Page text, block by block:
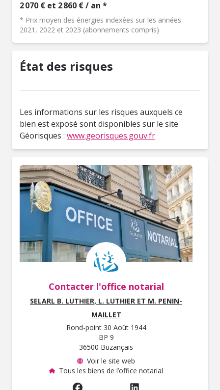
2 070 € et 2 860 € / an *
* Prix moyen des énergies indexées sur les années
2021, 2022 et 2023 (abonnements compris)
État des risques
Les informations sur les risques auxquels ce
bien est exposé sont disponibles sur le site
Géorisques : www.georisques.gouv.fr
Contacter l'office notarial
SELARL B. LUTHIER, L. LUTHIER ET M. PENIN-
MAILLET
Rond-point 30 Août 1944
BP 9
36500 Buzançais
Voir le site web
Tous les biens de l’office notarial